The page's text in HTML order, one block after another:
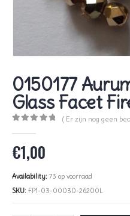
0150177
Glass Facet
( Er zijn nog geen
€1,00
Availability: 73 op voorraad
SKU: FP1-03-00030-26200L